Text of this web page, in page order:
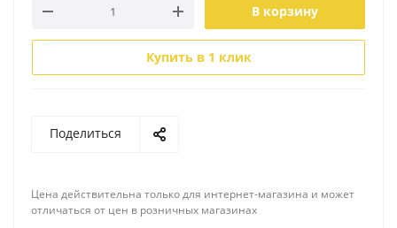
В корзину
Купить в 1 клик
Поделиться
Цена действительна только для интернет-магазина и может
отличаться от цен в розничных магазинах